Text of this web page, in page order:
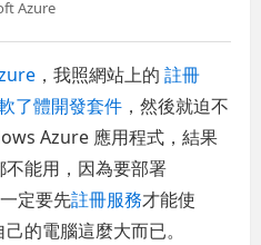
Azure
，我照網站上的註冊
了體開發套件 ，然後就迫不
Azure 應用程式，結果
能用，因為要部署
定要先註冊服務才能使
的電腦這麼大而已。